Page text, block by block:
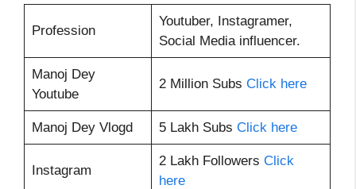
Profession
Youtuber, Instagramer,
Social Media influencer.
Manoj Dey
Youtube
2 Million Subs Click here
Manoj Dey Vlogd 5 Lakh Subs Click here
Instagram
2 Lakh Followers Click
here